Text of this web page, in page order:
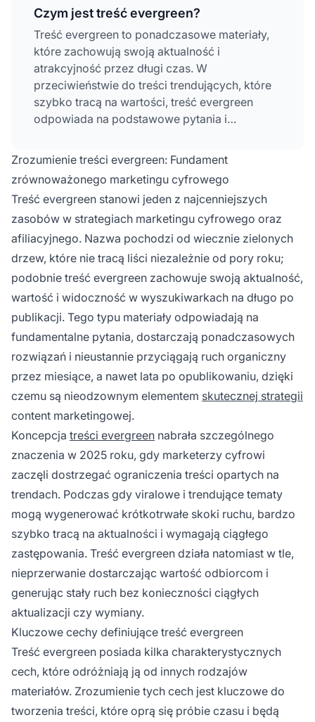
Czym jest treść evergreen?
Treść evergreen to ponadczasowe materiały,
które zachowują swoją aktualność i
atrakcyjność przez długi czas. W
przeciwieństwie do treści trendujących, które
szybko tracą na wartości, treść evergreen
odpowiada na podstawowe pytania i
nieustannie poszukują, dzięki czemu stanowi
trwały zasób generujący długoterminowy ruch
i zaangażowanie.
Zrozumienie treści evergreen: Fundament
zrównoważonego marketingu cyfrowego
Treść evergreen stanowi jeden z najcenniejszych
zasobów w strategiach marketingu cyfrowego oraz
afiliacyjnego. Nazwa pochodzi od wiecznie zielonych
drzew, które nie tracą liści niezależnie od pory roku;
podobnie treść evergreen zachowuje swoją aktualność,
wartość i widoczność w wyszukiwarkach na długo po
publikacji. Tego typu materiały odpowiadają na
fundamentalne pytania, dostarczają ponadczasowych
rozwiązań i nieustannie przyciągają ruch organiczny
przez miesiące, a nawet lata po opublikowaniu, dzięki
czemu są nieodzownym elementem skutecznej strategii
content marketingowej.
Koncepcja treści evergreen nabrała szczególnego
znaczenia w 2025 roku, gdy marketerzy cyfrowi
zaczęli dostrzegać ograniczenia treści opartych na
trendach. Podczas gdy viralowe i trendujące tematy
mogą wygenerować krótkotrwałe skoki ruchu, bardzo
szybko tracą na aktualności i wymagają ciągłego
zastępowania. Treść evergreen działa natomiast w tle,
nieprzerwanie dostarczając wartość odbiorcom i
generując stały ruch bez konieczności ciągłych
aktualizacji czy wymiany.
Kluczowe cechy definiujące treść evergreen
Treść evergreen posiada kilka charakterystycznych
cech, które odróżniają ją od innych rodzajów
materiałów. Zrozumienie tych cech jest kluczowe do
tworzenia treści, które oprą się próbie czasu i będą